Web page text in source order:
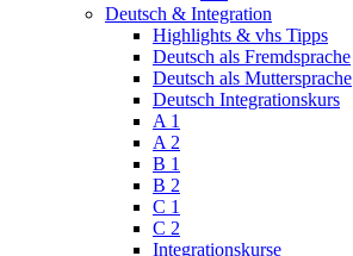
Deutsch & Integration
Highlights & vhs Tipps
Deutsch als Fremdsprache
Deutsch als Muttersprache
Deutsch Integrationskurs
A 1
A 2
B 1
B 2
C 1
C 2
Integrationskurse